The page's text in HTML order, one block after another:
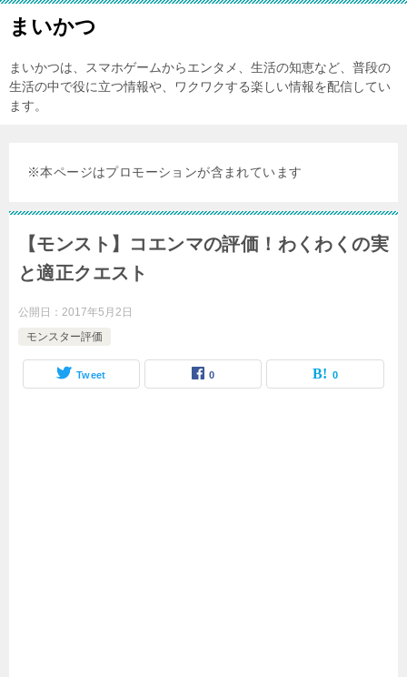
まいかつ
まいかつは、スマホゲームからエンタメ、生活の知恵など、普段の
生活の中で役に立つ情報や、ワクワクする楽しい情報を配信してい
ます。
※本ページはプロモーションが含まれています
【モンスト】コエンマの評価！わくわくの実
と適正クエスト
公開日： 2017年5月2日
モンスター評価
Tweet 0 0